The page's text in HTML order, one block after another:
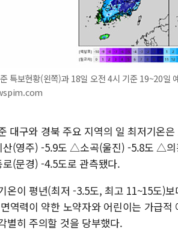
특보현황(왼쪽)과 18일 오전 4시 기준 19~20일
대구와 경북 주요 지역의 일 최저기
(영주) -5.9도 △소곡(울진) -5.8도 △
(문경) -4.5도로 관측됐다.
온이 평년(최저 -3.5도, 최고 11~15도)
역력이 약한 노약자와 어린이는 가급
별히 주의할 것을 당부했다.